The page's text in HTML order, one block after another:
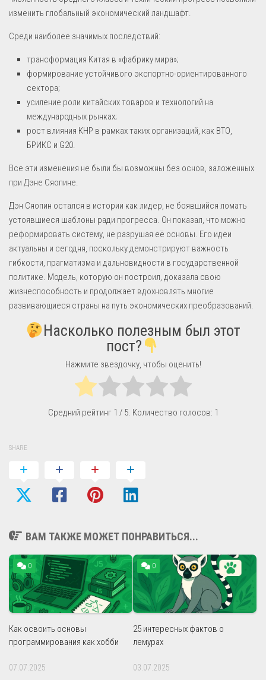
изменить глобальный экономический ландшафт.
Среди наиболее значимых последствий:
трансформация Китая в «фабрику мира»;
формирование устойчивого экспортно-ориентированного
сектора;
усиление роли китайских товаров и технологий на
международных рынках;
рост влияния КНР в рамках таких организаций, как ВТО,
БРИКС и G20.
Все эти изменения не были бы возможны без основ, заложенных
при Дэне Сяопине.
Дэн Сяопин остался в истории как лидер, не боявшийся ломать
устоявшиеся шаблоны ради прогресса. Он показал, что можно
реформировать систему, не разрушая её основы. Его идеи
актуальны и сегодня, поскольку демонстрируют важность
гибкости, прагматизма и дальновидности в государственной
политике. Модель, которую он построил, доказала свою
жизнеспособность и продолжает вдохновлять многие
развивающиеся страны на путь экономических преобразований.
Насколько полезным был этот
пост?
Нажмите звездочку, чтобы оценить!
Средний рейтинг 1 / 5. Количество голосов: 1
SHARE
ВАМ ТАКЖЕ МОЖЕТ ПОНРАВИТЬСЯ...
0
Как освоить основы
программирования как хобби
07.07.2025
0
25 интересных фактов о
лемурах
03.07.2025